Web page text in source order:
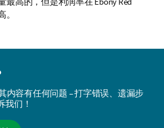
。
内容有任何问题 – 打字错误、遗漏步
我们！